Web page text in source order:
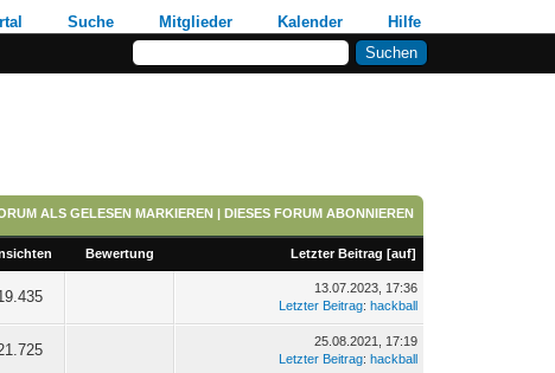
Suche Mitglieder Kalender
Hilfe
ALS GELESEN MARKIEREN |DIESES FORUM ABONNIEREN
Bewertung Letzter Beitrag [auf]
13.07.2023, 17:36
Letzter Beitrag:hackball
25.08.2021, 17:19
Letzter Beitrag:hackball